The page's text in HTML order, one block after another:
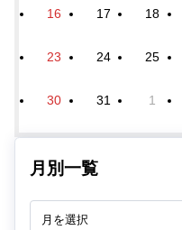
16 17 18
23 24 25
30 31 1
月別一覧